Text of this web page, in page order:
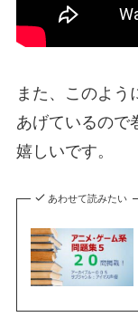
また、このよう
あげているので
嬉しいです。
あわせて読みたい